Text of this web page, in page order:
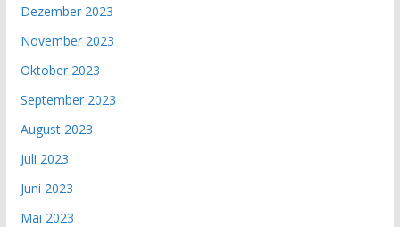
Dezember 2023
November 2023
Oktober 2023
September 2023
August 2023
Juli 2023
Juni 2023
Mai 2023